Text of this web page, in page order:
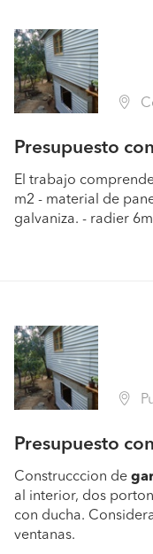
Presupuesto
El trabajo
m2 - material de
galvaniza. - radier
Presupuesto
Construcccion de
al interior, dos
con ducha.
ventanas.